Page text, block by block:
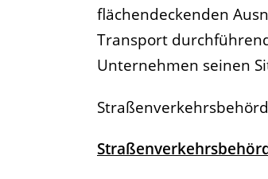
flächendeckenden
Transport
Unternehmen seinen